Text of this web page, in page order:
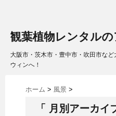
観葉植物レンタル
大阪市・茨木市・豊中市・吹田市な
ウィンへ！
ホーム > 風景 >
「 月別アーカイ